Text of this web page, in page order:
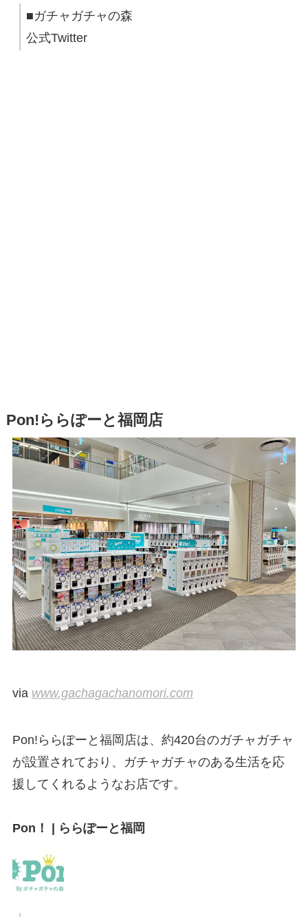
■ガチャガチャの森
公式Twitter
Pon!ららぽーと福岡店
via www.gachagachanomori.com
Pon!ららぽーと福岡店は、約420台のガチャガチャ
が設置されており、ガチャガチャのある生活を応
援してくれるようなお店です。
Pon！ | ららぽーと福岡